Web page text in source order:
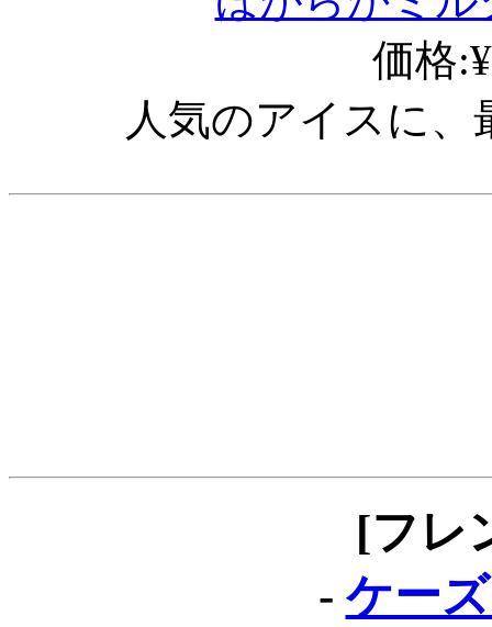
価格
人気のアイスに
[フレ
- ケー